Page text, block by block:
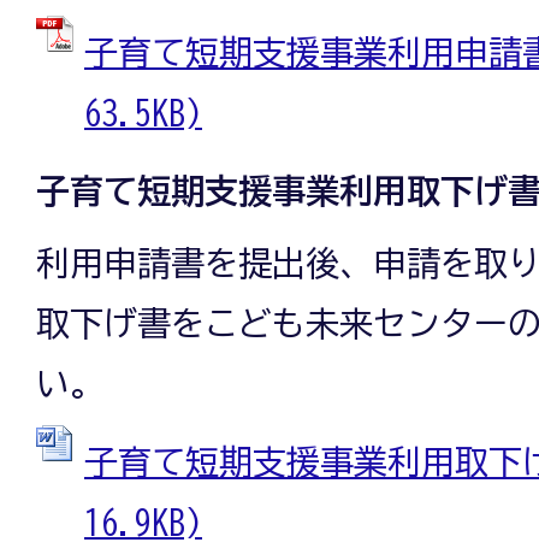
子育て短期支援事業利用申請
63.5KB)
子育て短期支援事業利用取下げ
利用申請書を提出後、申請を取
取下げ書をこども未来センター
い。
子育て短期支援事業利用取
16.9KB)